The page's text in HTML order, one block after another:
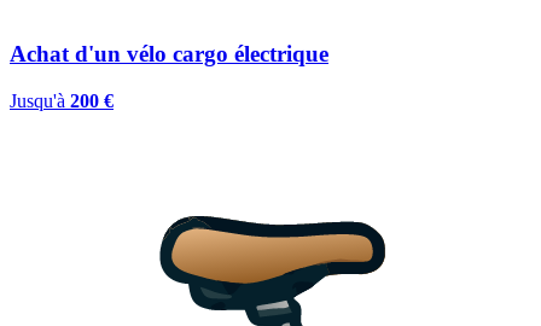
Achat d'un vélo cargo électrique
Jusqu'à 200 €